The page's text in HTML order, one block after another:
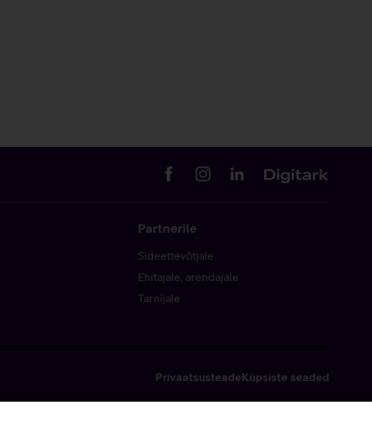
Partnerile
Sideettevõtjale
Ehitajale, arendajale
Tarnijale
PrivaatsusteadeKüpsiste seaded